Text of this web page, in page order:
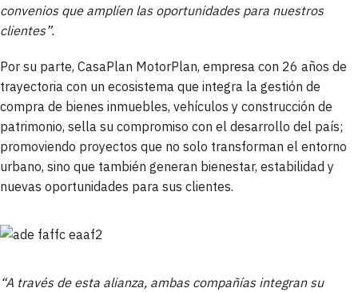
convenios que amplíen las oportunidades para nuestros
clientes”.
Por su parte, CasaPlan MotorPlan, empresa con 26 años de
trayectoria con un ecosistema que integra la gestión de
compra de bienes inmuebles, vehículos y construcción de
patrimonio, sella su compromiso con el desarrollo del país;
promoviendo proyectos que no solo transforman el entorno
urbano, sino que también generan bienestar, estabilidad y
nuevas oportunidades para sus clientes.
“A través de esta alianza, ambas compañías integran su